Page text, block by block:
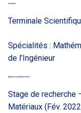
Formation
Terminale
Spécialités :
de l’Ingénieur
Expériences professionnelles
Stage de recherche
Matériaux (Fév.